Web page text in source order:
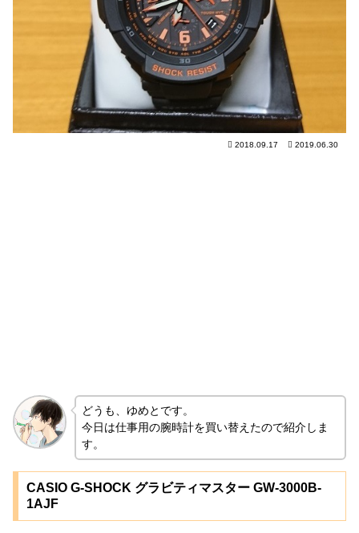
2018.09.17 2019.06.30
どうも、ゆめとです。
今日は仕事用の腕時計を買い替えたので紹介しま
す。
CASIO G-SHOCK グラビティマスター GW-3000B-
1AJF